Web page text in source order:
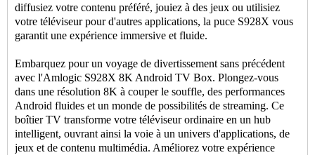
diffusiez votre contenu préféré, jouiez à des jeux ou utilisiez
votre téléviseur pour d'autres applications, la puce S928X vous
garantit une expérience immersive et fluide.
Embarquez pour un voyage de divertissement sans précédent
avec l'Amlogic S928X 8K Android TV Box. Plongez-vous
dans une résolution 8K à couper le souffle, des performances
Android fluides et un monde de possibilités de streaming. Ce
boîtier TV transforme votre téléviseur ordinaire en un hub
intelligent, ouvrant ainsi la voie à un univers d'applications, de
jeux et de contenu multimédia. Améliorez votre expérience